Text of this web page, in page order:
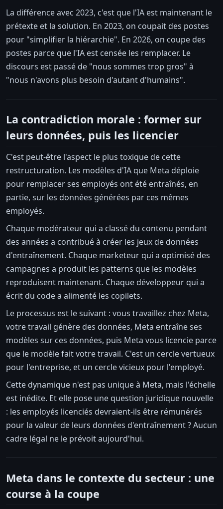
La différence avec 2023, c'est que l'IA est maintenant le
prétexte et la solution. En 2023, on coupait des postes
pour "simplifier la hiérarchie". En 2026, on coupe des
postes parce que l'IA est censée les remplacer. Le
discours est passé de "nous sommes trop gros" à
"nous n'avons plus besoin d'autant d'humains".
La contradiction morale : former sur
leurs données, puis les licencier
C'est peut-être l'aspect le plus toxique de cette
restructuration. Les modèles d'IA que Meta déploie
pour remplacer ses employés ont été entraînés, en
partie, sur les données générées par ces mêmes
employés.
Chaque modérateur qui a classé du contenu pendant
des années a contribué à créer les jeux de données
d'entraînement. Chaque marketeur qui a optimisé des
campagnes a produit les patterns que les modèles
reproduisent maintenant. Chaque développeur qui a
écrit du code a alimenté les copilets.
Le processus est le suivant : vous travaillez chez Meta,
votre travail génère des données, Meta entraîne ses
modèles sur ces données, puis Meta vous licencie parce
que le modèle fait votre travail. C'est un cercle vertueux
pour l'entreprise, et un cercle vicieux pour l'employé.
Cette dynamique n'est pas unique à Meta, mais l'échelle
est inédite. Et elle pose une question juridique nouvelle
: les employés licenciés devraient-ils être rémunérés
pour la valeur de leurs données d'entraînement ? Aucun
cadre légal ne le prévoit aujourd'hui.
Meta dans le contexte du secteur : une
course à la coupe